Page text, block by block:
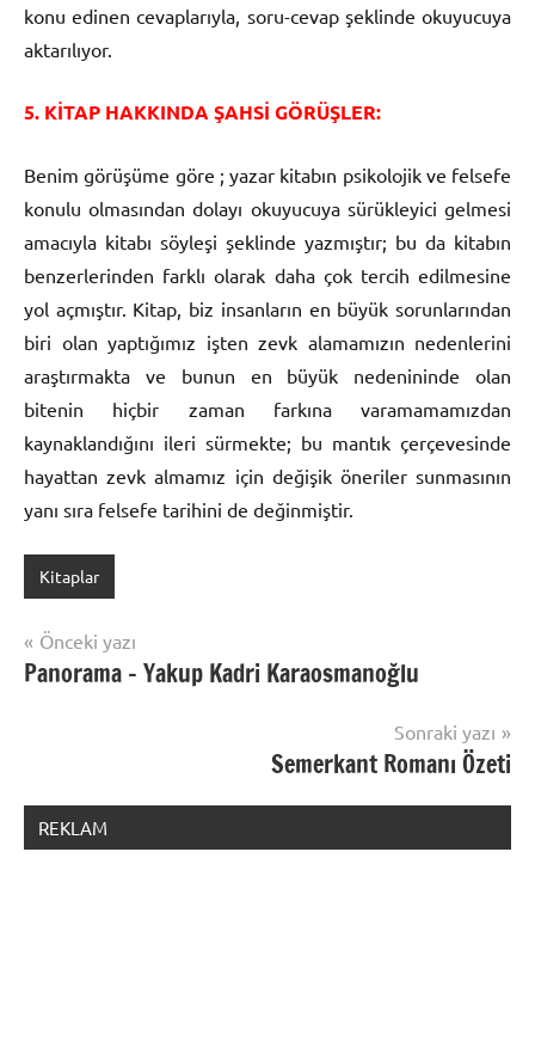
konu edinen cevaplarıyla, soru-cevap şeklinde okuyucuya
aktarılıyor.
5. KİTAP HAKKINDA ŞAHSİ GÖRÜŞLER:
Benim görüşüme göre ; yazar kitabın psikolojik ve felsefe
konulu olmasından dolayı okuyucuya sürükleyici gelmesi
amacıyla kitabı söyleşi şeklinde yazmıştır; bu da kitabın
benzerlerinden farklı olarak daha çok tercih edilmesine
yol açmıştır. Kitap, biz insanların en büyük sorunlarından
biri olan yaptığımız işten zevk alamamızın nedenlerini
araştırmakta ve bunun en büyük nedenininde olan
bitenin hiçbir zaman farkına varamamamızdan
kaynaklandığını ileri sürmekte; bu mantık çerçevesinde
hayattan zevk almamız için değişik öneriler sunmasının
yanı sıra felsefe tarihini de değinmiştir.
Kitaplar
Yazı
gezinmesi
Önceki yazı
Panorama – Yakup Kadri Karaosmanoğlu
Sonraki yazı
Semerkant Romanı Özeti
REKLAM